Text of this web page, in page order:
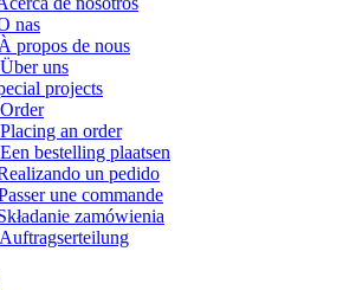
nas
propos de nous
uns
projects
an order
bestelling plaatsen
un pedido
une commande
zamówienia